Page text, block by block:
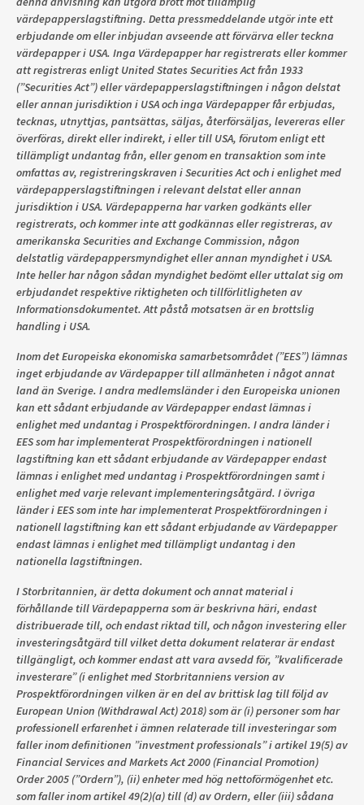
värdepapperslagstiftning. Detta pressmeddelande utgör inte ett
erbjudande om eller inbjudan avseende att förvärva eller teckna
värdepapper i USA. Inga Värdepapper har registrerats eller kommer
att registreras enligt United States Securities Act från 1933
(”Securities Act”) eller värdepapperslagstiftningen i någon delstat
eller annan jurisdiktion i USA och inga Värdepapper får erbjudas,
tecknas, utnyttjas, pantsättas, säljas, återförsäljas, levereras eller
överföras, direkt eller indirekt, i eller till USA, förutom enligt ett
tillämpligt undantag från, eller genom en transaktion som inte
omfattas av, registreringskraven i Securities Act och i enlighet med
värdepapperslagstiftningen i relevant delstat eller annan
jurisdiktion i USA. Värdepapperna har varken godkänts eller
registrerats, och kommer inte att godkännas eller registreras, av
amerikanska Securities and Exchange Commission, någon
delstatlig värdepappersmyndighet eller annan myndighet i USA.
Inte heller har någon sådan myndighet bedömt eller uttalat sig om
erbjudandet respektive riktigheten och tillförlitligheten av
Informationsdokumentet. Att påstå motsatsen är en brottslig
handling i USA.
Inom det Europeiska ekonomiska samarbetsområdet (”EES”) lämnas
inget erbjudande av Värdepapper till allmänheten i något annat
land än Sverige. I andra medlemsländer i den Europeiska unionen
kan ett sådant erbjudande av Värdepapper endast lämnas i
enlighet med undantag i Prospektförordningen. I andra länder i
EES som har implementerat Prospektförordningen i nationell
lagstiftning kan ett sådant erbjudande av Värdepapper endast
lämnas i enlighet med undantag i Prospektförordningen samt i
enlighet med varje relevant implementeringsåtgärd. I övriga
länder i EES som inte har implementerat Prospektförordningen i
nationell lagstiftning kan ett sådant erbjudande av Värdepapper
endast lämnas i enlighet med tillämpligt undantag i den
nationella lagstiftningen.
I Storbritannien, är detta dokument och annat material i
förhållande till Värdepapperna som är beskrivna häri, endast
distribuerade till, och endast riktad till, och någon investering eller
investeringsåtgärd till vilket detta dokument relaterar är endast
tillgängligt, och kommer endast att vara avsedd för, ”kvalificerade
investerare” (i enlighet med Storbritanniens version av
Prospektförordningen vilken är en del av brittisk lag till följd av
European Union (Withdrawal Act) 2018) som är (i) personer som har
professionell erfarenhet i ämnen relaterade till investeringar som
faller inom definitionen ”investment professionals” i artikel 19(5) av
Financial Services and Markets Act 2000 (Financial Promotion)
Order 2005 (”Ordern”), (ii) enheter med hög nettoförmögenhet etc.
som faller inom artikel 49(2)(a) till (d) av Ordern, eller (iii) sådana